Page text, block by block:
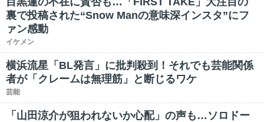
裏で投稿された“Snow Manの意味深インスタ”にフ
ァン感動
イケメン
横浜流星「BL発言」に批判殺到！それでも芸能関係
者が「クレームは無理筋」と断じるワケ
芸能
「山田涼介が狙われないか心配」の声も…ソロドー